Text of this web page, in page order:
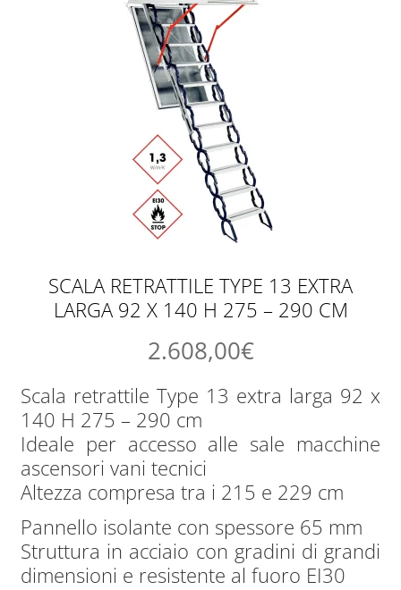
SCALA RETRATTILE TYPE 13 EXTRA
LARGA 92 X 140 H 275 – 290 CM
2.608,00€
Scala retrattile Type 13 extra larga 92 x
140 H 275 – 290 cm
Ideale per accesso alle sale macchine
ascensori vani tecnici
Altezza compresa tra i 215 e 229 cm
Pannello isolante con spessore 65 mm
Struttura in acciaio con gradini di grandi
dimensioni e resistente al fuoro EI30